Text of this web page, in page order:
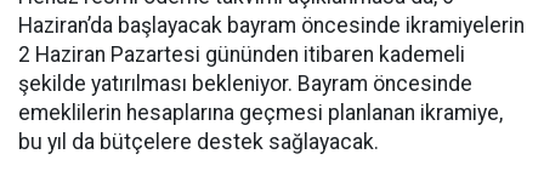
Haziran’da başlayacak bayram öncesinde ikramiyelerin
2 Haziran Pazartesi gününden itibaren kademeli
şekilde yatırılması bekleniyor. Bayram öncesinde
emeklilerin hesaplarına geçmesi planlanan ikramiye,
bu yıl da bütçelere destek sağlayacak.